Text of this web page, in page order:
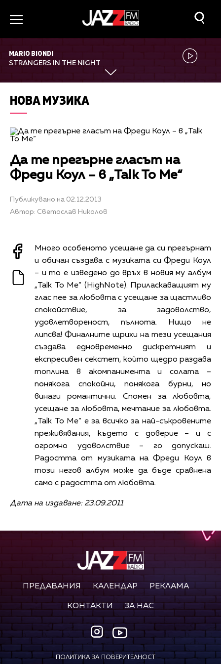
MARIO BIONDI
STRANGERS IN THE NIGHT
НОВА МУЗИКА
Да те прегърне гласът на
Фреди Коул – в „Talk To Me“
Публикувано на 02.12.2013
Автор: Светослав Николов
Много особеното усещане да си прегърнат
и обичан създава с музиката си Фреди Коул
– и то е изведено до връх в новия му албум
„Talk To Me“ (HighNote). Приласкаващият му
глас пее за любовта с усещане за щастливо
спокойствие, за задоволство,
удовлетвореност, пълнота. Нищо не
липсва! Финалните щрихи на тези усещания
създава едновременно дискретният и
експресивен секстет, който щедро раздава
топлина в акомпанимента и солата –
понякога спокойни, понякога бурни, но
винаги романтични. Спомен за любовта,
усещане за любовта, мечтание за любовта.
„Talk To Me“ е за всичко за най-съкровените
преживявания, където с доверие – и с
огромно удоволствие – го допускаш.
Радостта от музиката на Фреди Коул в
този негов албум може да бъде сравнена
само с радостта от любовта.
Дата на издаване: 23.09.2011
ПРЕДАВАНИЯ КАЛЕНДАР РЕКЛАМА
КОНТАКТИ ЗА НАС
ПОЛИТИКА ЗА ПОВЕРИТЕЛНОСТ